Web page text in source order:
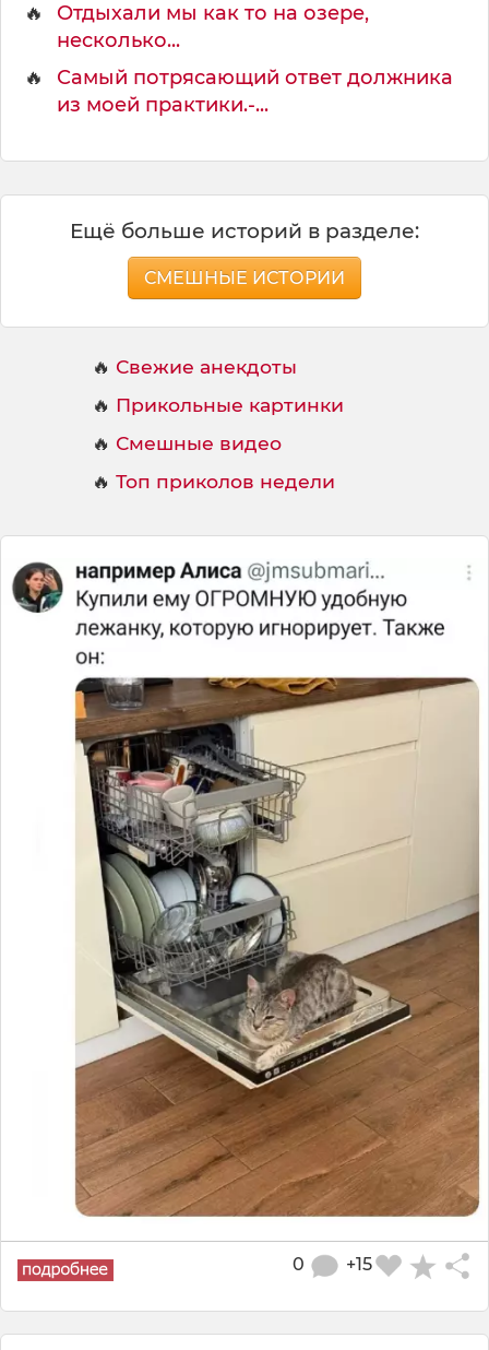
🔥
Отдыхали мы как то на озере,
несколько...
🔥
Самый потрясающий ответ должника
из моей практики.-...
Ещё больше историй в разделе:
СМЕШНЫЕ ИСТОРИИ
🔥 Свежие анекдоты
🔥 Прикольные картинки
🔥 Смешные видео
🔥 Топ приколов недели
+15
0